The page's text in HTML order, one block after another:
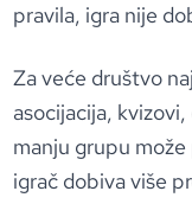
pravila, igra nije
Za veće društvo
asocijacija,
manju grupu
igrač dobiva više